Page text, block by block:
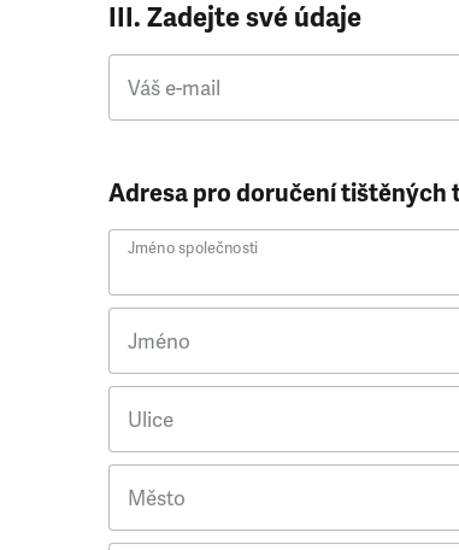
III. Zadejte své údaje
Váš e-mail
Adresa pro doručení tištěných
Jméno společnosti
Jméno
Ulice
Město